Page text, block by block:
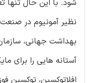
شود. با این حال تنها
نظیر آمونیوم در
بهداشت جهانی، سازمان
آستانه هایی را برای
افلاتوکسین، توکسین